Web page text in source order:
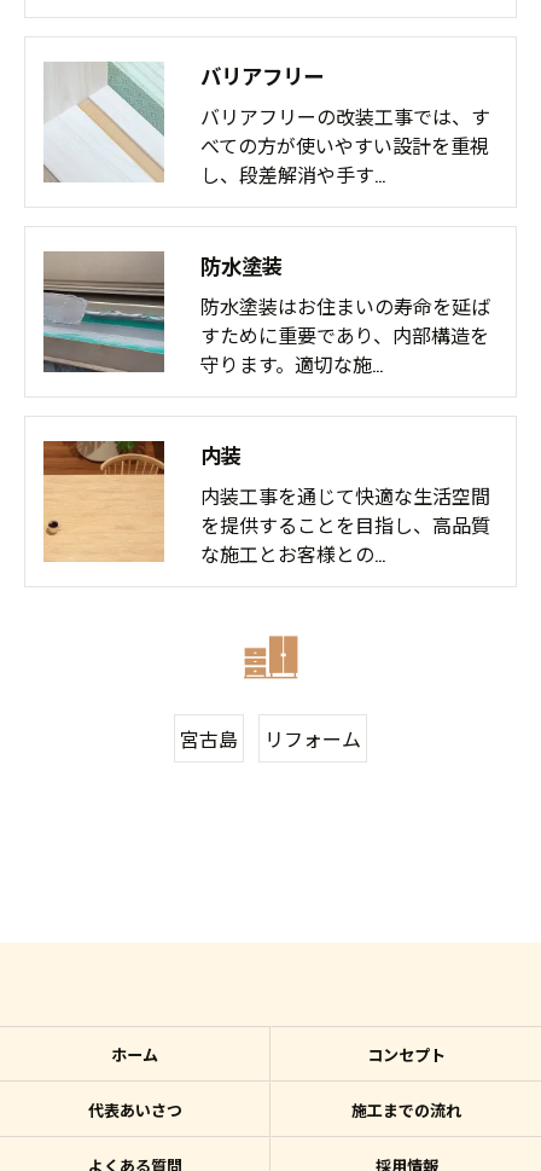
バリアフリー
バリアフリーの改装工事では、す
べての方が使いやすい設計を重視
し、段差解消や手す…
防水塗装
防水塗装はお住まいの寿命を延ば
すために重要であり、内部構造を
守ります。適切な施…
内装
内装工事を通じて快適な生活空間
を提供することを目指し、高品質
な施工とお客様との…
宮古島 リフォーム
ホーム コンセプト
代表あいさつ 施工までの流れ
よくある質問 採用情報